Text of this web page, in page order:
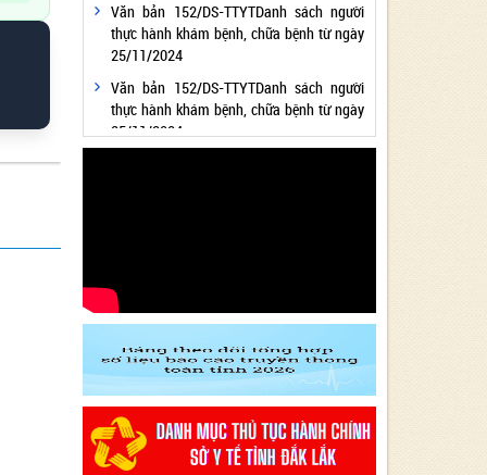
Văn bản 152/DS-TTYTDanh sách người
thực hành khám bệnh, chữa bệnh từ ngày
25/11/2024
Văn bản 152/DS-TTYTDanh sách người
thực hành khám bệnh, chữa bệnh từ ngày
25/11/2024
2024 - Lĩnh vực Y tế
Văn bản 24/KH-SYT về việc thực hiện
Chương trình hành động thực hiện Nghị
quyết số 01/NQ-CP ngày 05/01/2024 của
Chính phủ về nhiệm vụ, giải pháp chủ yếu
thực hiện Kế hoạch phát triển kinh tế - xã
hội và Dự toán ngân sách nhà nước năm
2024 - Lĩnh vực Y tế